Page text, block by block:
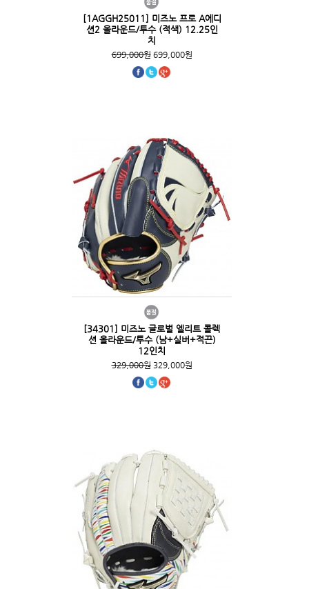
[1AGGH25011] 미즈노 프로 A에디
션2 올라운드/투수 (적색) 12.25인
치
699,000원699,000원
[34301] 미즈노 글로벌 엘리트 콜렉
션 올라운드/투수 (남+실버+적끈)
12인치
329,000원329,000원